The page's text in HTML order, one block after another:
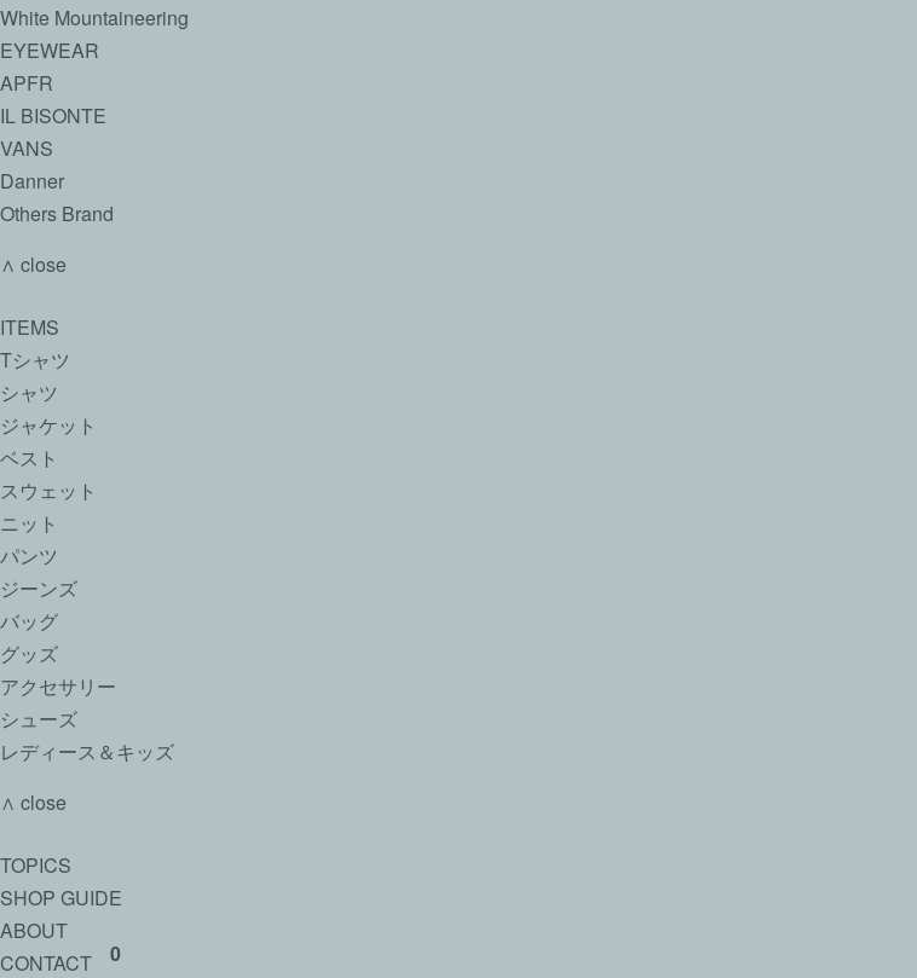
White Mountaineering
EYEWEAR
APFR
IL BISONTE
VANS
Danner
Others Brand
∧ close
ITEMS
Tシャツ
シャツ
ジャケット
ベスト
スウェット
ニット
パンツ
ジーンズ
バッグ
グッズ
アクセサリー
シューズ
レディース＆キッズ
∧ close
TOPICS
SHOP GUIDE
ABOUT
CONTACT
0